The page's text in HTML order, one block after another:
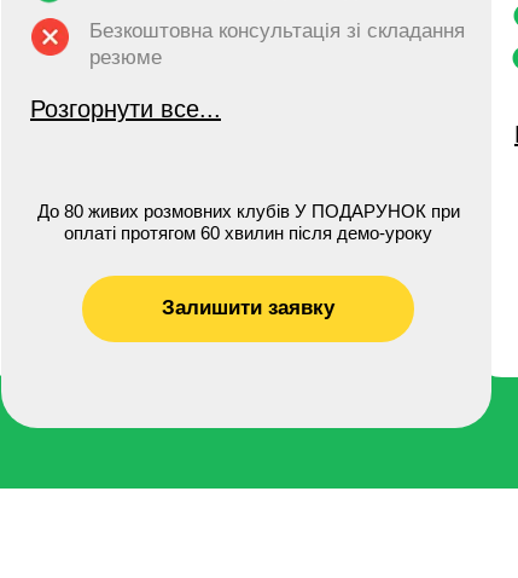
Безкоштовна консультація зі складання
резюме
До 80 живих розмовних клубів У ПОДАРУНОК при
оплаті протягом 60 хвилин після демо-уроку
Залишити заявку
Розгорнути все...